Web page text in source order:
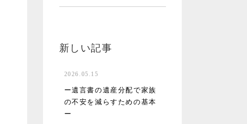
新しい記事
2026.05.15
ー遺言書の遺産分配で家族
の不安を減らすための基本
ー